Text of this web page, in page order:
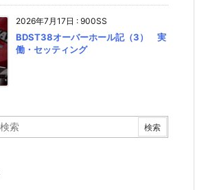
2026年7月17日 : 900SS
BDST38オーバーホール記（3） 実
働・セッティング